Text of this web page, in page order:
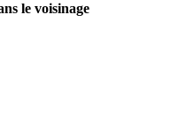
le voisinage